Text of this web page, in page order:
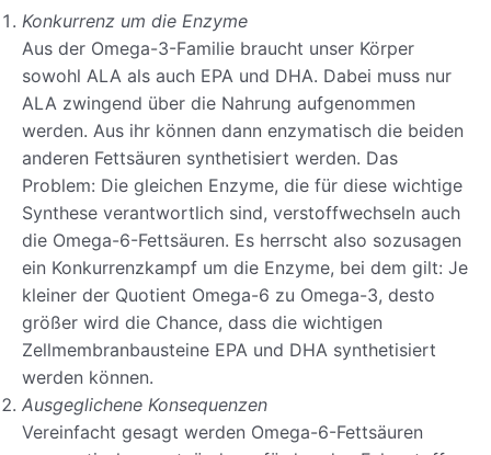
Konkurrenz um die Enzyme
Aus der Omega-3-Familie braucht unser Körper
sowohl ALA als auch EPA und DHA. Dabei muss nur
ALA zwingend über die Nahrung aufgenommen
werden. Aus ihr können dann enzymatisch die beiden
anderen Fettsäuren synthetisiert werden. Das
Problem: Die gleichen Enzyme, die für diese wichtige
Synthese verantwortlich sind, verstoffwechseln auch
die Omega-6-Fettsäuren. Es herrscht also sozusagen
ein Konkurrenzkampf um die Enzyme, bei dem gilt: Je
kleiner der Quotient Omega-6 zu Omega-3, desto
größer wird die Chance, dass die wichtigen
Zellmembranbausteine EPA und DHA synthetisiert
werden können.
Ausgeglichene Konsequenzen
Vereinfacht gesagt werden Omega-6-Fettsäuren